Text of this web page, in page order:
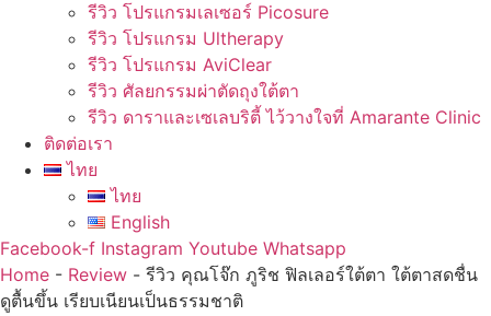
รีวิว โปรแกรมเลเซอร์ Picosure
รีวิว โปรแกรม Ultherapy
รีวิว โปรแกรม AviClear
รีวิว ศัลยกรรมผ่าตัดถุงใต้ตา
รีวิว ดาราและเซเลบริตี้ ไว้วางใจที่ Amarante Clinic
ติดต่อเรา
ไทย
ไทย
English
Facebook-f Instagram Youtube Whatsapp
Home - Review - รีวิว คุณโจ๊ก ภูริช ฟิลเลอร์ใต้ตา ใต้ตาสดชื่น
ดูตื้นขึ้น เรียบเนียนเป็นธรรมชาติ